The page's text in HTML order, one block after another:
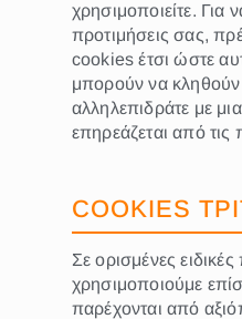
χρησιμοποιείτε. Για
προτιμήσεις σας,
cookies έτσι ώστε
μπορούν να
αλληλεπιδράτε με
επηρεάζεται από τις
COOKIES
Σε ορισμένες
χρησιμοποιούμε
παρέχονται από